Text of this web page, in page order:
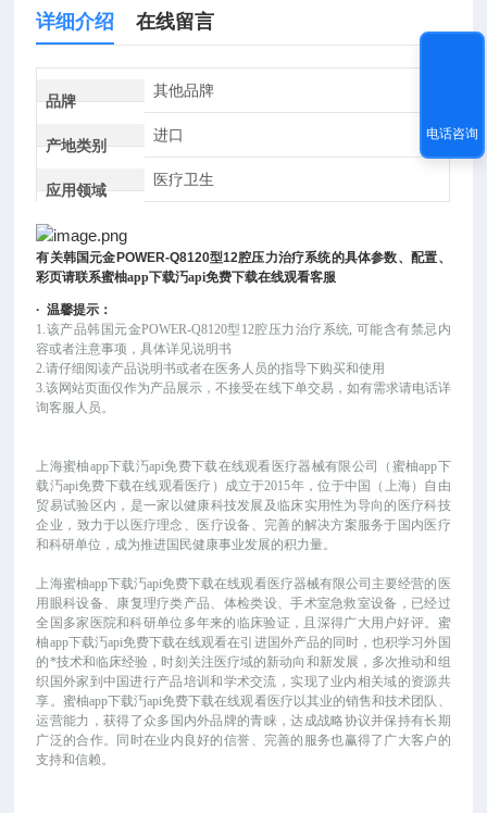
详细介绍 在线留言
品牌
其他品牌
产地类别
进口
应用领域
医疗卫生
有关韩国元金 POWER-Q8120型12腔压力治疗系统的具体参数、配置、
彩页请联系蜜柚app下载汅api免费下载在线观看客服
·温馨提示：
1.该产品韩国元金POWER-Q8120型12腔压力治疗系统, 可能含有禁忌内
容或者注意事项，具体详见说明书
2.请仔细阅读产品说明书或者在医务人员的指导下购买和使用
3.该网站页面仅作为产品展示，不接受在线下单交易，如有需求请电话详
询客服人员。
上海蜜柚app下载汅api免费下载在线观看医疗器械有限公司（蜜柚app下
载汅api免费下载在线观看医疗）成立于2015年，位于中国（上海）自由
贸易试验区内，是一家以健康科技发展及临床实用性为导向的医疗科技
企业，致力于以医疗理念、医疗设备、完善的解决方案服务于国内医疗
和科研单位，成为推进国民健康事业发展的积力量。
上海蜜柚app下载汅api免费下载在线观看医疗器械有限公司主要经营的医
用眼科设备、康复理疗类产品、体检类设、手术室急救室设备，已经过
全国多家医院和科研单位多年来的临床验证，且深得广大用户好评。蜜
柚app下载汅api免费下载在线观看在引进国外产品的同时，也积学习外国
的*技术和临床经验，时刻关注医疗域的新动向和新发展，多次推动和组
织国外家到中国进行产品培训和学术交流，实现了业内相关域的资源共
享。蜜柚app下载汅api免费下载在线观看医疗以其业的销售和技术团队、
运营能力，获得了众多国内外品牌的青睐，达成战略协议并保持有长期
广泛的合作。同时在业内良好的信誉、完善的服务也赢得了广大客户的
支持和信赖。
电话咨询